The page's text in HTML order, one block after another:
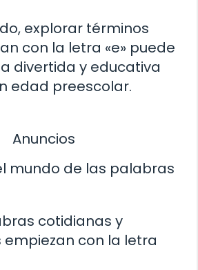
explorar términos
con la letra «e» puede
divertida y educativa
edad preescolar.
Anuncios
mundo de las palabras
cotidianas y
empiezan con la letra